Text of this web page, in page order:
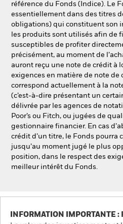
référence du Fonds (Indice). Le
essentiellement dans des titres
obligations) qui constituent son
les produits sont utilisés afin de
susceptibles de profiter
précisément, au moment de
auront reçu une note de crédit à
exigences en matière de note de
correspond actuellement à la
(c’est-à-dire présentant un
délivrée par les agences de
Poor’s ou Fitch, ou jugées de
gestionnaire financier. En cas
crédit d’un titre, le Fonds pourra
jusqu’au moment jugé le plus
position, dans le respect des
meilleur intérêt du Fonds.
INFORMATION IMPORTANTE